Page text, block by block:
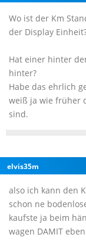
Wo ist der Km
der Display
Hat einer hinter
hinter?
Habe das ehrlich
weiß ja wie früher
sind.
elvis35m
also ich kann den
schon ne
kaufste ja beim
wagen DAMIT